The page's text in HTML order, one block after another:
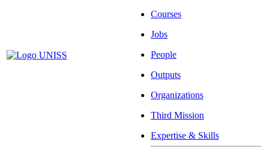
Courses
Jobs
People
Outputs
Organizations
Third Mission
Expertise & Skills